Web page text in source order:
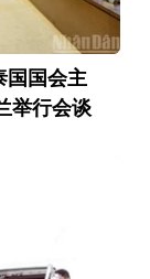
国国会主
举行会谈